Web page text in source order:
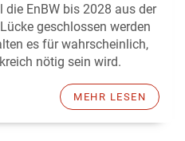
EnBW bis 2028 aus der
geschlossen werden
es für wahrscheinlich,
nötig sein wird.
MEHR LESEN